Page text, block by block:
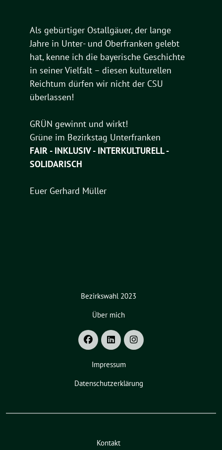
Als gebürtiger Ostallgäuer, der lange
Jahre in Unter- und Oberfranken gelebt
hat, kenne ich die bayerische Geschichte
in seiner Vielfalt – diesen kulturellen
Reichtum dürfen wir nicht der CSU
überlassen!
GRÜN gewinnt und wirkt!
Grüne im Bezirkstag Unterfranken
FAIR - INKLUSIV - INTERKULTURELL -
SOLIDARISCH
Euer Gerhard Müller
Bezirkswahl 2023
Über mich
Impressum
Datenschutzerklärung
Kontakt